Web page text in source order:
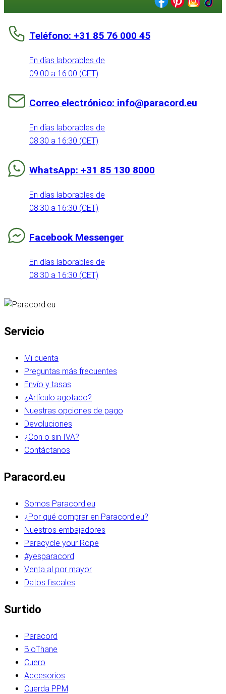
Teléfono: +31 85 76 000 45
En días laborables de
09:00 a 16:00 (CET)
Correo electrónico: info@paracord.eu
En días laborables de
08:30 a 16:30 (CET)
WhatsApp: +31 85 130 8000
En días laborables de
08:30 a 16:30 (CET)
Facebook Messenger
En días laborables de
08:30 a 16:30 (CET)
Servicio
Mi cuenta
Preguntas más frecuentes
Envío y tasas
¿Artículo agotado?
Nuestras opciones de pago
Devoluciones
¿Con o sin IVA?
Contáctanos
Paracord.eu
Somos Paracord.eu
¿Por qué comprar en Paracord.eu?
Nuestros embajadores
Paracycle your Rope
#yesparacord
Venta al por mayor
Datos fiscales
Surtido
Paracord
BioThane
Cuero
Accesorios
Cuerda PPM